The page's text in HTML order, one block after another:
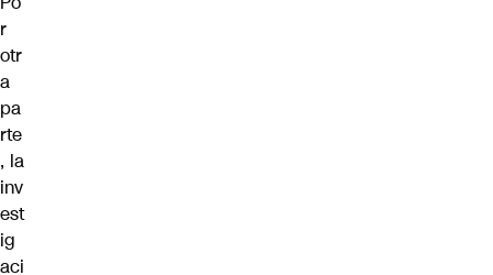
r
otr
a
pa
rte
, la
inv
est
ig
aci